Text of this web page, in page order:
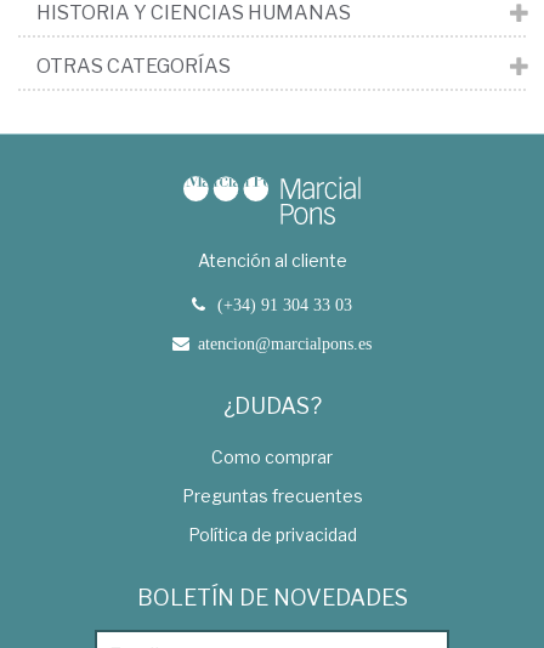
HISTORIA Y CIENCIAS HUMANAS
OTRAS CATEGORÍAS
Atención al cliente
(+34) 91 304 33 03
atencion@marcialpons.es
¿DUDAS?
Como comprar
Preguntas frecuentes
Política de privacidad
BOLETÍN DE NOVEDADES